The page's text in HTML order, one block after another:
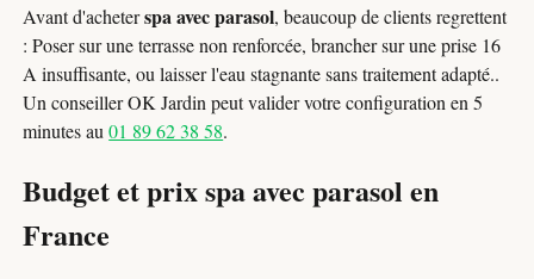
Avant d'acheterspa avec parasol, beaucoup de clients regrettent
: Poser sur une terrasse non renforcée, brancher sur une prise 16
A insuffisante, ou laisser l'eau stagnante sans traitement adapté..
Un conseiller OK Jardin peut valider votre configuration en 5
minutes au01 89 62 38 58.
Budget et prix spa avec parasol en
France